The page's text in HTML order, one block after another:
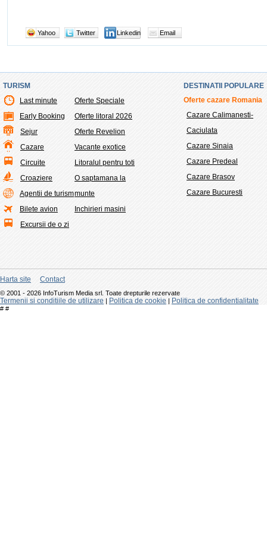
Yahoo Twitter Linkedin Email
TURISM
Last minute
Early Booking
Sejur
Cazare
Circuite
Croaziere
Agentii de turism
Bilete avion
Excursii de o zi
Oferte Speciale
Oferte litoral 2026
Oferte Revelion
Vacante exotice
Litoralul pentru toti
O saptamana la
munte
Inchirieri masini
DESTINATII POPULARE
Oferte cazare Romania
Cazare Calimanesti-
Caciulata
Cazare Sinaia
Cazare Predeal
Cazare Brasov
Cazare Bucuresti
Harta site Contact
© 2001 - 2026 InfoTurism Media srl. Toate drepturile rezervate
Termenii si conditiile de utilizare | Politica de cookie | Politica de confidentialitate
# #